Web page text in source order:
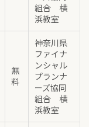
組合 横
浜教室
無
料
神奈川県
ファイナ
ンシャル
プランナ
ーズ協同
組合 横
浜教室